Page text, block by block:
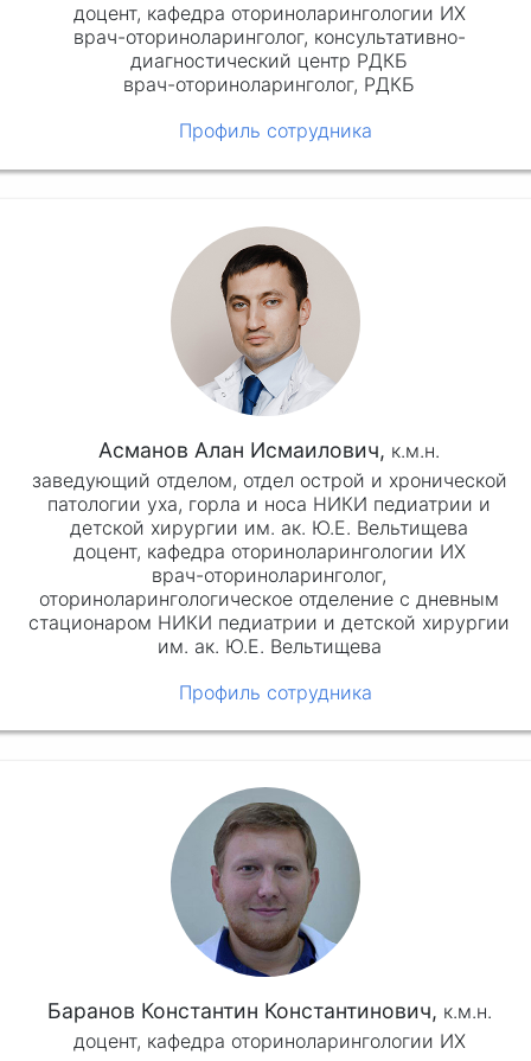
доцент, кафедра оториноларингологии ИХ
врач-оториноларинголог, консультативно-
диагностический центр РДКБ
врач-оториноларинголог, РДКБ
Профиль сотрудника
Асманов Алан Исмаилович, к.м.н.
заведующий отделом, отдел острой и хронической
патологии уха, горла и носа НИКИ педиатрии и
детской хирургии им. ак. Ю.Е. Вельтищева
доцент, кафедра оториноларингологии ИХ
врач-оториноларинголог,
оториноларингологическое отделение с дневным
стационаром НИКИ педиатрии и детской хирургии
им. ак. Ю.Е. Вельтищева
Профиль сотрудника
Баранов Константин Константинович, к.м.н.
доцент, кафедра оториноларингологии ИХ